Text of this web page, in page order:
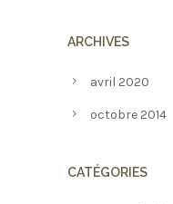
ARCHIVES
avril 2020
octobre 2014
CATÉGORIES